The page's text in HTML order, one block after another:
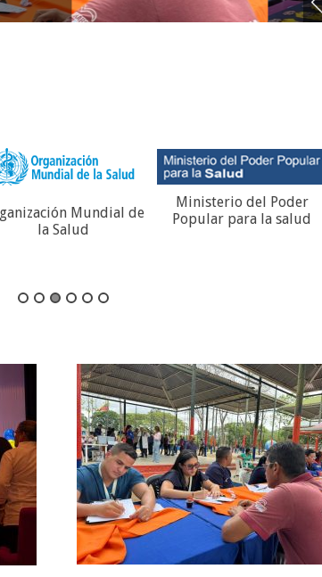
Mundial de
la Salud
Ministerio del Poder
Popular para la salud